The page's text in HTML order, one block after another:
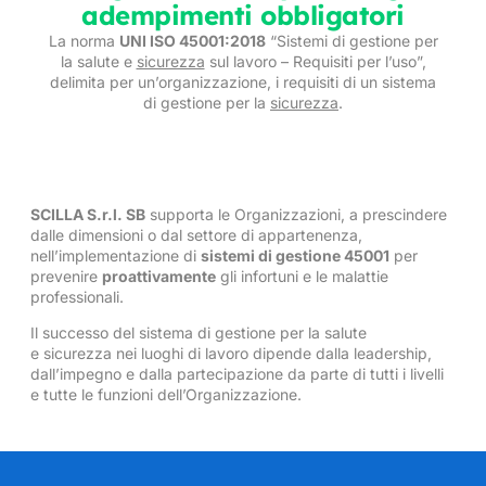
adempimenti obbligatori
La norma UNI ISO 45001:2018“Sistemi di gestione per
la salute e sicurezza sul lavoro – Requisiti per l’uso”,
delimita per un’organizzazione, i requisiti di un sistema
di gestione per la sicurezza.
SCILLA S.r.l. SB supporta le Organizzazioni, a prescindere
dalle dimensioni o dal settore di appartenenza,
nell’implementazione di sistemi di gestione 45001 per
prevenire proattivamente gli infortuni e le malattie
professionali.
Il successo del sistema di gestione per la salute
e sicurezza nei luoghi di lavoro dipende dalla leadership,
dall’impegno e dalla partecipazione da parte di tutti i livelli
e tutte le funzioni dell’Organizzazione.